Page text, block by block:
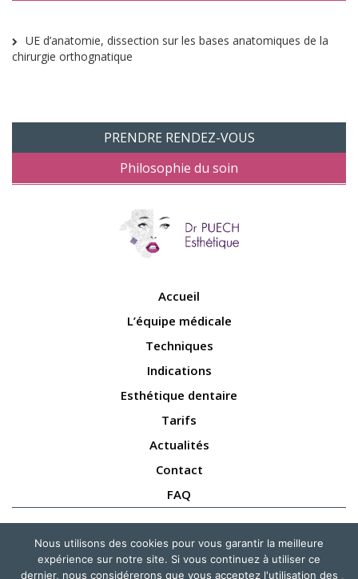
UE d’anatomie, dissection sur les bases anatomiques de la
chirurgie orthognatique
PRENDRE RENDEZ-VOUS
Philosophie du soin
Accueil
L’équipe médicale
Techniques
Indications
Esthétique dentaire
Tarifs
Actualités
Contact
FAQ
Nous utilisons des cookies pour vous garantir la meilleure
expérience sur notre site. Si vous continuez à utiliser ce
dernier, nous considérerons que vous acceptez l'utilisation des